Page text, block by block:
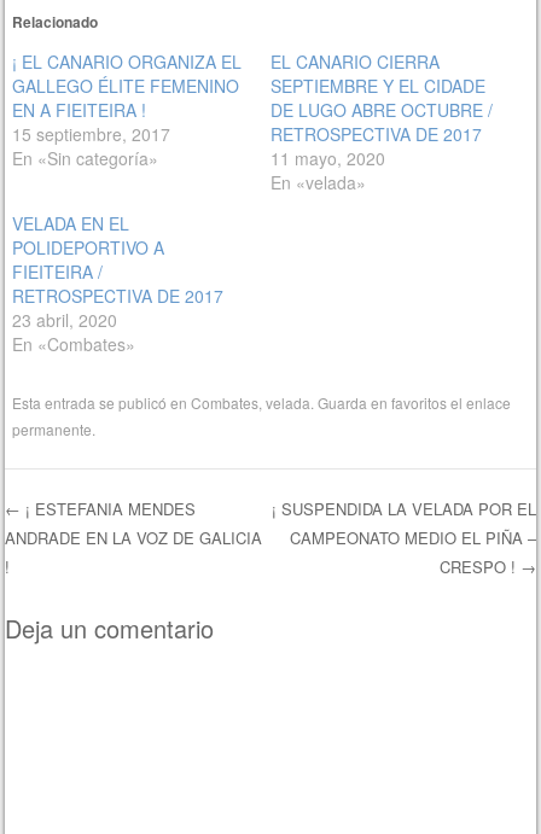
Relacionado
¡ EL CANARIO ORGANIZA EL
GALLEGO ÉLITE FEMENINO
EN A FIEITEIRA !
15 septiembre, 2017
En «Sin categoría»
EL CANARIO CIERRA
SEPTIEMBRE Y EL CIDADE
DE LUGO ABRE OCTUBRE /
RETROSPECTIVA DE 2017
11 mayo, 2020
En «velada»
VELADA EN EL
POLIDEPORTIVO A
FIEITEIRA /
RETROSPECTIVA DE 2017
23 abril, 2020
En «Combates»
Esta entrada se publicó enCombates ,velada . Guarda en favoritos elenlace
permanente
Navegación de entradas
← ¡ ESTEFANIA MENDES
ANDRADE EN LA VOZ DE GALICIA
!
¡ SUSPENDIDA LA VELADA POR EL
CAMPEONATO MEDIO EL PIÑA –
CRESPO ! →
Deja un comentario